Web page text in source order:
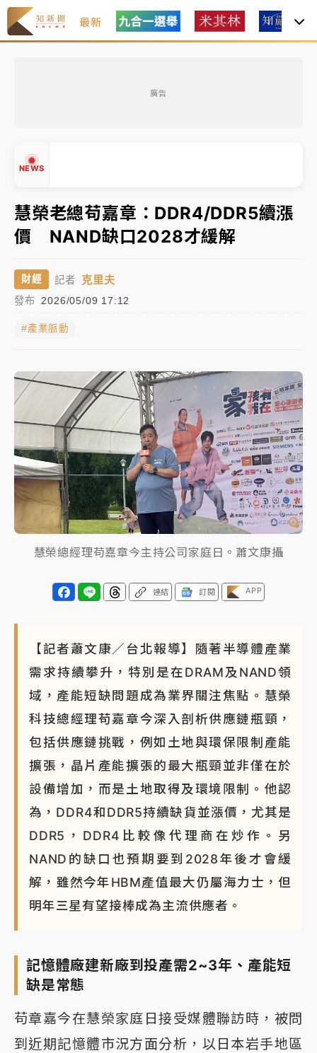
最新
廣告
NEWS
中信慈善基金會想增加董事人數！辜仲諒向法院聲請遭
駁 理由曝光
故宮《龍藏經》特展第2檔！今線上預約開賣一度塞車
周六起展出延長至晚上7時
台東農業處長涉圖利渡假村！東檢抗告成功 今重開羈
父親節泡湯了！中颱白海豚雨彈轟3天 「紅到發紫」降
雨熱區曝
暑假過三周才推「E宿新北打卡趣」！抽獎程序複雜 觀
旅局回應了
中信慈善基金會想增加董事人數！辜仲諒向法院聲請遭
駁 理由曝光
故宮《龍藏經》特展第2檔！今線上預約開賣一度塞車
周六起展出延長至晚上7時
台東農業處長涉圖利渡假村！東檢抗告成功 今重開羈
押庭
雨熱區曝
慧榮老總苟嘉章：DDR4/DDR5續漲
價 NAND缺口2028才緩解
財經 記者 克里夫
發布 2026/05/09 17:12
#產業脈動
慧榮總經理苟嘉章今主持公司家庭日。蕭文康攝
連結 訂閱 APP
【記者蕭文康／台北報導】隨著半導體產業
需求持續攀升，特別是在DRAM及NAND領
域，產能短缺問題成為業界關注焦點。慧榮
科技總經理苟嘉章今深入剖析供應鏈瓶頸，
包括供應鏈挑戰，例如土地與環保限制產能
擴張，晶片產能擴張的最大瓶頸並非僅在於
設備增加，而是土地取得及環境限制。他認
為，DDR4和DDR5持續缺貨並漲價，尤其是
DDR5，DDR4比較像代理商在炒作。另
NAND的缺口也預期要到2028年後才會緩
解，雖然今年HBM產值最大仍屬海力士，但
明年三星有望接棒成為主流供應者。
記憶體廠建新廠到投產需2~3年、產能短
缺是常態
苟章嘉今在慧榮家庭日接受媒體聯訪時，被問
到近期記憶體市況方面分析，以日本岩手地區